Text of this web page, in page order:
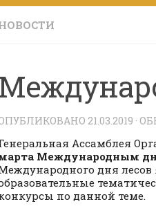
21.03.2019 ·
Ассамблея
Международным
дня лесов
по данной теме.